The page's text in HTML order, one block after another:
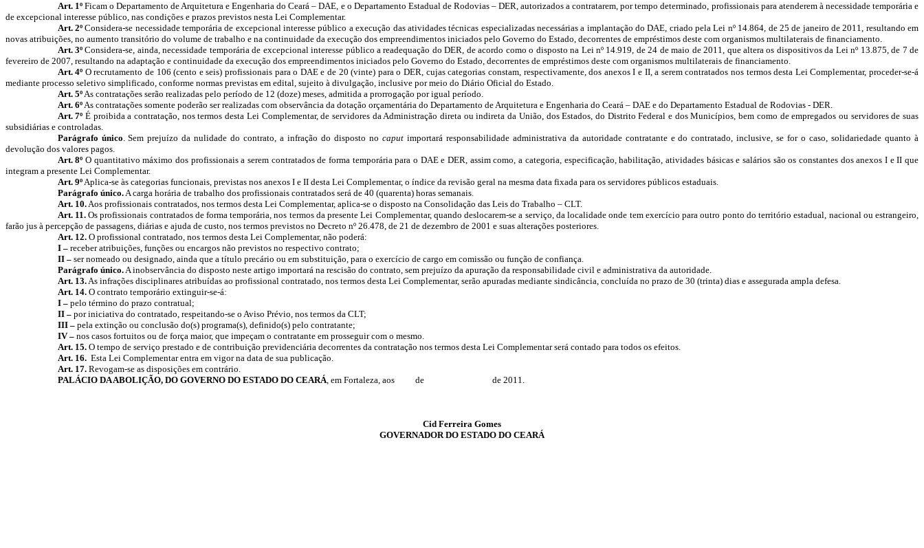
Art. 1ºFicam o Departamento de Arquitetura e Engenharia do Ceará – DAE, e o Departamento Estadual de Rodovias – DER, autorizados a contratarem, por tempo determinado, profissionais para atenderem à necessidade temporária e
de excepcional interesse público, nas condições e prazos previstos nesta Lei Complementar.
Art. 2ºConsidera-se necessidade temporária de excepcional interesse público a execução das atividades técnicas especializadas necessárias a implantação do DAE, criado pela Lei nº 14.864, de 25 de janeiro de 2011, resultando em
novas atribuições, no aumento transitório do volume de trabalho e na continuidade da execução dos empreendimentos iniciados pelo Governo do Estado, decorrentes de empréstimos deste com organismos multilaterais de financiamento.
Art. 3º Considera-se, ainda, necessidade temporária de excepcional interesse público a readequação do DER, de acordo como o disposto na Lei nº 14.919, de 24 de maio de 2011, que altera os dispositivos da Lei nº 13.875, de 7 de
fevereiro de 2007, resultando na adaptação e continuidade da execução dos empreendimentos iniciados pelo Governo do Estado, decorrentes de empréstimos deste com organismos multilaterais de financiamento.
Art. 4º O recrutamento de 106 (cento e seis) profissionais para o DAE e de 20 (vinte) para o DER, cujas categorias constam, respectivamente, dos anexos I e II, a serem contratados nos termos desta Lei Complementar, proceder-se-á
mediante processo seletivo simplificado, conforme normas previstas em edital, sujeito à divulgação, inclusive por meio do Diário Oficial do Estado.
Art. 5ºAs contratações serão realizadas pelo período de 12 (doze) meses, admitida a prorrogação por igual período.
Art. 6ºAs contratações somente poderão ser realizadas com observância da dotação orçamentária do Departamento de Arquitetura e Engenharia do Ceará – DAE e do Departamento Estadual de Rodovias - DER.
Art. 7º É proibida a contratação, nos termos desta Lei Complementar, de servidores da Administração direta ou indireta da União, dos Estados, do Distrito Federal e dos Municípios, bem como de empregados ou servidores de suas
subsidiárias e controladas.
Parágrafo único. Sem prejuízo da nulidade do contrato, a infração do disposto no caputimportará responsabilidade administrativa da autoridade contratante e do contratado, inclusive, se for o caso, solidariedade quanto à
devolução dos valores pagos.
Art. 8º O quantitativo máximo dos profissionais a serem contratados de forma temporária para o DAE e DER, assim como, a categoria, especificação, habilitação, atividades básicas e salários são os constantes dos anexos I e II que
integram a presente Lei Complementar.
Art. 9ºAplica-se às categorias funcionais, previstas nos anexos I e II desta Lei Complementar, o índice da revisão geral na mesma data fixada para os servidores públicos estaduais.
Parágrafo único.A carga horária de trabalho dos profissionais contratados será de 40 (quarenta) horas semanais.
Art. 10.Aos profissionais contratados, nos termos desta Lei Complementar, aplica-se o disposto na Consolidação das Leis do Trabalho – CLT.
Art. 11.Os profissionais contratados de forma temporária, nos termos da presente Lei Complementar, quando deslocarem-se a serviço, da localidade onde tem exercício para outro ponto do território estadual, nacional ou estrangeiro,
farão jus à percepção de passagens, diárias e ajuda de custo, nos termos previstos no Decreto nº 26.478, de 21 de dezembro de 2001 e suas alterações posteriores.
Art. 12. O profissional contratado, nos termos desta Lei Complementar, não poderá:
I –receber atribuições, funções ou encargos não previstos no respectivo contrato;
II –ser nomeado ou designado, ainda que a título precário ou em substituição, para o exercício de cargo em comissão ou função de confiança.
Parágrafo único.A inobservância do disposto neste artigo importará na rescisão do contrato, sem prejuízo da apuração da responsabilidade civil e administrativa da autoridade.
Art. 13.As infrações disciplinares atribuídas ao profissional contratado, nos termos desta Lei Complementar, serão apuradas mediante sindicância, concluída no prazo de 30 (trinta) dias e assegurada ampla defesa.
Art. 14.O contrato temporário extinguir-se-á:
I –pelo término do prazo contratual;
II –por iniciativa do contratado, respeitando-se o Aviso Prévio, nos termos da CLT;
III –pela extinção ou conclusão do(s) programa(s), definido(s) pelo contratante;
IV –nos casos fortuitos ou de força maior, que impeçam o contratante em prosseguir com o mesmo.
Art. 15. O tempo de serviço prestado e de contribuição previdenciária decorrentes da contratação nos termos desta Lei Complementar será contado para todos os efeitos.
Art. 16. Esta Lei Complementar entra em vigor na data de sua publicação.
Art. 17. Revogam-se as disposições em contrário.
PALÁCIO DA ABOLIÇÃO, DO GOVERNO DO ESTADO DO CEARÁ, em Fortaleza, aos de de 2011.
Cid Ferreira Gomes
GOVERNADOR DO ESTADO DO CEARÁ